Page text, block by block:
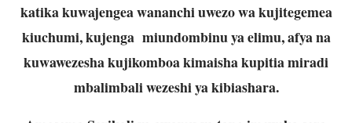
katika kuwajengea wananchi uwezo wa kujitegemea
kiuchumi, kujenga miundombinu ya elimu, afya na
kuwawezesha kujikomboa kimaisha kupitia miradi
mbalimbali wezeshi ya kibiashara.